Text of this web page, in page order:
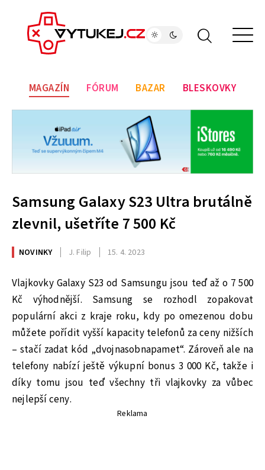
MAGAZÍN FÓRUM BAZAR BLESKOVKY
Samsung Galaxy S23 Ultra brutálně
zlevnil, ušetříte 7 500 Kč
NOVINKY J. Filip 15. 4. 2023
Vlajkovky Galaxy S23 od Samsungu jsou teď až o 7 500
Kč výhodnější. Samsung se rozhodl zopakovat
populární akci z kraje roku, kdy po omezenou dobu
můžete pořídit vyšší kapacity telefonů za ceny nižších
– stačí zadat kód „dvojnasobnapamet“. Zároveň ale na
telefony nabízí ještě výkupní bonus 3 000 Kč, takže i
díky tomu jsou teď všechny tři vlajkovky za vůbec
nejlepší ceny.
Reklama